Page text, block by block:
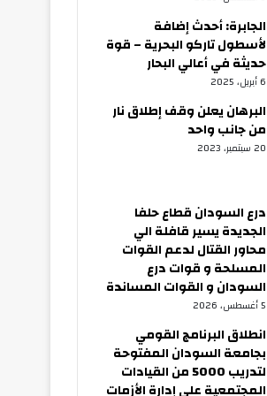
الجابرة: أحدث إضافة
لأسطول تاركو البحرية – قوة
حديثة في أعالي البحار
6 أبريل، 2025
البرهان يعلن وقف إطلاق نار
من جانب واحد
20 سبتمبر، 2023
درع السودان قطاع حلفا
الجديدة يسير قافلة الي
محاور القتال لدعم القوات
المسلحة و قوات درع
السودان و القوات المساندة
5 أغسطس، 2026
انطلاق البرنامج القومي
بجامعة السودان المفتوحة
لتدريب 5000 من القيادات
المجتمعية على إدارة الأزمات